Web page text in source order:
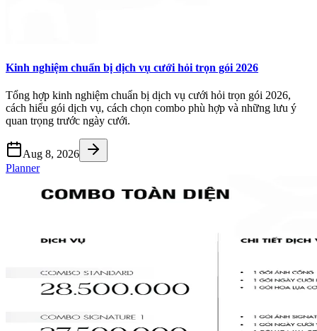
Kinh nghiệm chuẩn bị dịch vụ cưới hỏi trọn gói 2026
Tổng hợp kinh nghiệm chuẩn bị dịch vụ cưới hỏi trọn gói 2026,
cách hiểu gói dịch vụ, cách chọn combo phù hợp và những lưu ý
quan trọng trước ngày cưới.
Aug 8, 2026
Planner